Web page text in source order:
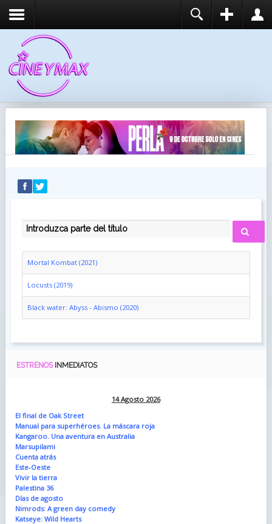
RECUÉRDEME
IDENTIFICARSE
INTRODUZCA PARTE DEL TÍTULO
Mortal Kombat (2021)
Locusts (2019)
Black water: Abyss - Abismo (2020)
ESTRENOS INMEDIATOS
14 Agosto 2026
El final de Oak Street
Manual para superhéroes. La máscara roja
Kangaroo. Una aventura en Australia
Marsupilami
Cuenta atrás
Este-Oeste
Vivir la tierra
Palestina 36
Días de agosto
Nimrods: A green day comedy
Katseye: Wild Hearts